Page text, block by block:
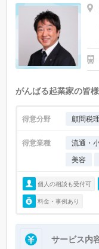
がんばる起業家の皆
得意分野 顧問税
得意業種 流通・
美容
個人の相談も受付可
料金・事例あり
サービス内